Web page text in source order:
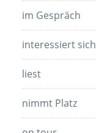
im Gespräch
interessiert
liest
nimmt Platz